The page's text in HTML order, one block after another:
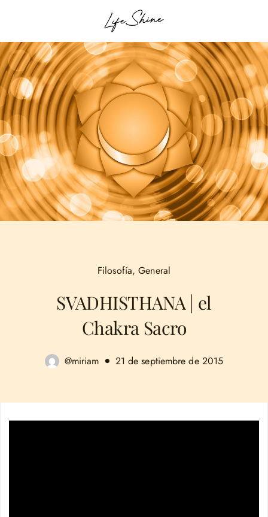
Filosofía,General
SVADHISTHANA | el
Chakra Sacro
@miriam 21 de septiembre de 2015